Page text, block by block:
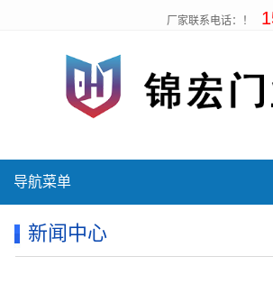
厂家联系电话：！
导航菜单
新闻中心